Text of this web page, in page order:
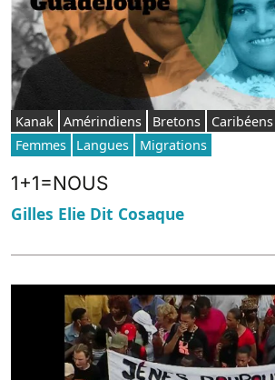
Kanak Amérindiens Bretons Caribéens
Femmes
Langues Migrations
1+1=NOUS
Gilles Elie Dit Cosaque